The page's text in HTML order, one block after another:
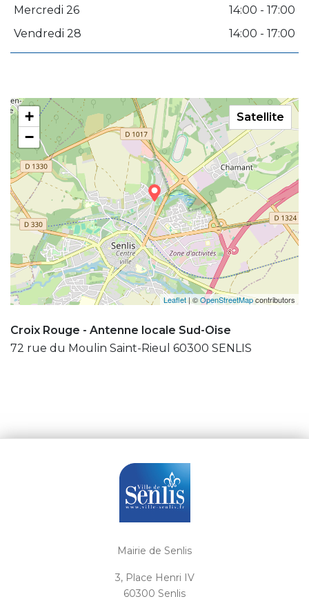
Mercredi 26
14:00 - 17:00
Vendredi 28
14:00 - 17:00
+
−
Leaflet | ©OpenStreetMapcontributors
Satellite
Croix Rouge - Antenne locale Sud-Oise
72 rue du Moulin Saint-Rieul 60300 SENLIS
Mairie de Senlis
3, Place Henri IV
60300 Senlis